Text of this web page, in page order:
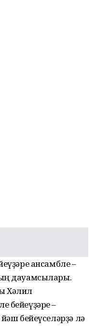
ансамбле –
дауамсылары.
Хәлил
бейеүҙәре –
бейеүселәрҙә лә